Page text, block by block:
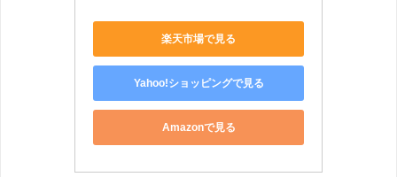
楽天市場で見る
Yahoo!ショッピングで見る
Amazonで見る